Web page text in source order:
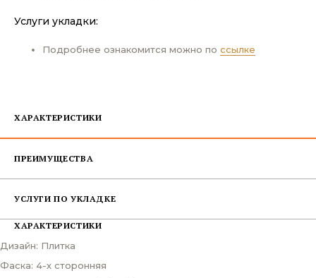
Услуги укладки:
Подробнее ознакомится можно по ссылке
ХАРАКТЕРИСТИКИ
ПРЕИМУЩЕСТВА
УСЛУГИ ПО УКЛАДКЕ
ХАРАКТЕРИСТИКИ
Дизайн: Плитка
Фаска: 4-х сторонняя